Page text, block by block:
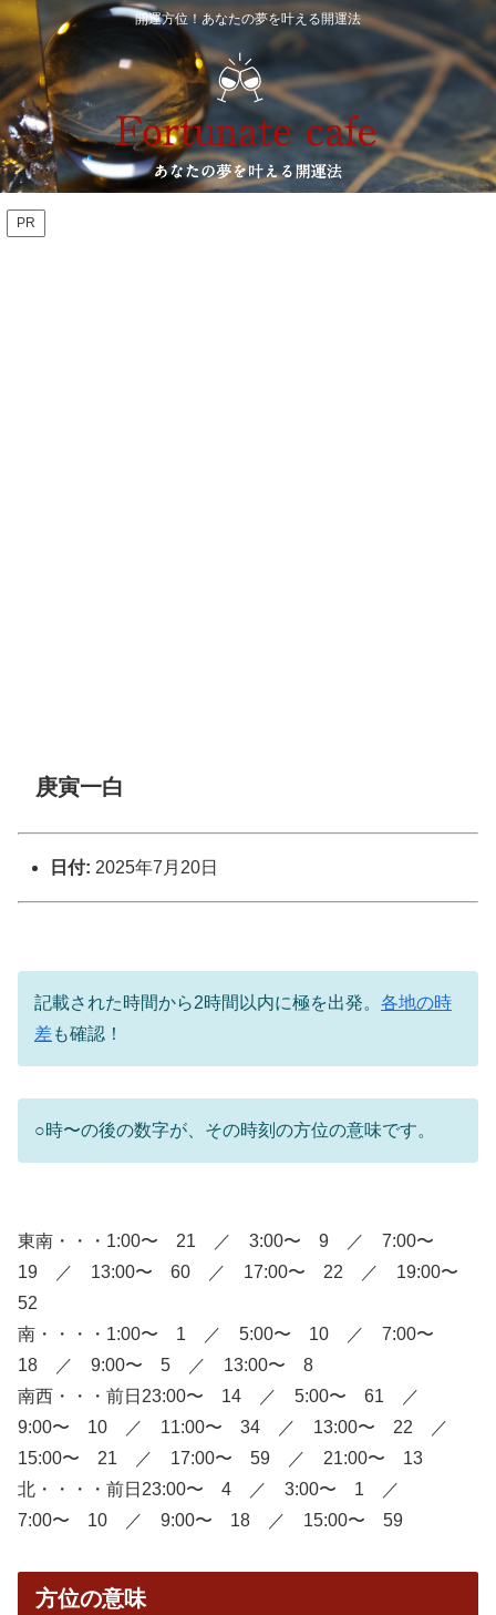
開運方位！あなたの夢を叶える開運法
PR
庚寅一白
日付: 2025年7月20日
記載された時間から2時間以内に極を出発。 各地の時
差も確認！
○時〜の後の数字が、その時刻の方位の意味です。
東南・・・1:00〜 21 ／ 3:00〜 9 ／ 7:00〜
19 ／ 13:00〜 60 ／ 17:00〜 22 ／ 19:00〜
52
南・・・・1:00〜 1 ／ 5:00〜 10 ／ 7:00〜
18 ／ 9:00〜 5 ／ 13:00〜 8
南西・・・前日23:00〜 14 ／ 5:00〜 61 ／
9:00〜 10 ／ 11:00〜 34 ／ 13:00〜 22 ／
15:00〜 21 ／ 17:00〜 59 ／ 21:00〜 13
北・・・・前日23:00〜 4 ／ 3:00〜 1 ／
7:00〜 10 ／ 9:00〜 18 ／ 15:00〜 59
方位の意味